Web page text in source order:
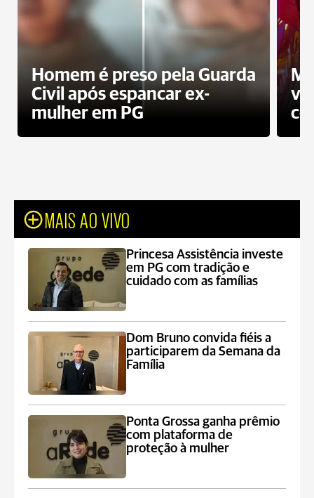
Homem é preso pela Guarda
Civil após espancar ex-
mulher em PG
MAIS AO VIVO
Princesa Assistência investe
em PG com tradição e
cuidado com as famílias
Dom Bruno convida fiéis a
participarem da Semana da
Família
Ponta Grossa ganha prêmio
com plataforma de
proteção à mulher